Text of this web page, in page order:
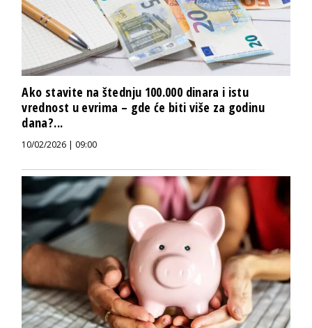
Ako stavite na štednju 100.000 dinara i istu
vrednost u evrima – gde će biti više za godinu
dana?...
10/02/2026 | 09:00